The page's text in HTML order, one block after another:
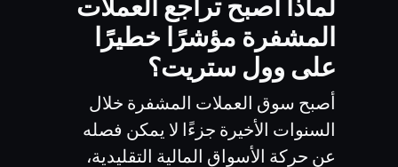
المشفرة مؤشرًا خطيرًا
على وول ستريت؟
أصبح سوق العملات المشفرة خلال
السنوات الأخيرة جزءًا لا يمكن فصله
عن حركة الأسواق المالية التقليدية،